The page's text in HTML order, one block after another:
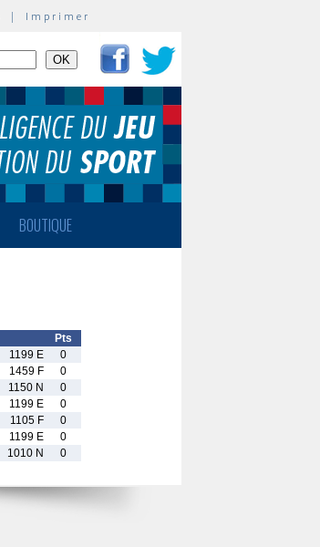
| Imprimer
BOUTIQUE
Pts
1199 E
0
1459 F
0
1150 N
0
1199 E
0
1105 F
0
1199 E
0
1010 N 0